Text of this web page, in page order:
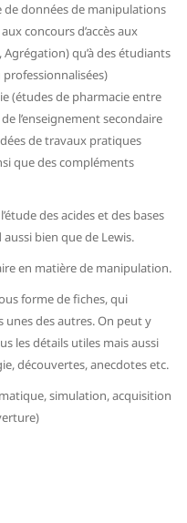
données de manipulations
concours d’accès aux
Agrégation) qu’à des étudiants
professionnalisées)
(études de pharmacie entre
l’enseignement secondaire
de travaux pratiques
que des compléments
des acides et des bases
bien que de Lewis.
en matière de manipulation.
forme de fiches, qui
des autres. On peut y
les détails utiles mais aussi
découvertes, anecdotes etc.
simulation, acquisition